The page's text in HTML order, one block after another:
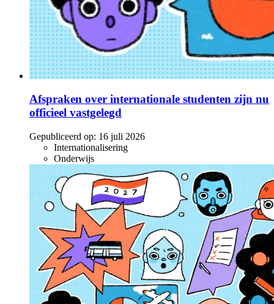
Afspraken over internationale studenten zijn nu
officieel vastgelegd
Gepubliceerd op: 16 juli 2026
Internationalisering
Onderwijs